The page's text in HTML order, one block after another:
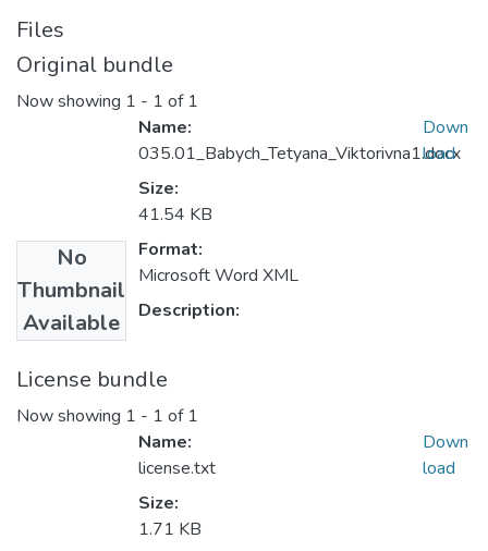
Files
Original bundle
Now showing 1 - 1 of 1
No
Thumbnail
Available
Name:
035.01_Babych_Tetyana_Viktorivna1.docx
Size:
41.54 KB
Format:
Microsoft Word XML
Description:
Down
load
License bundle
Now showing 1 - 1 of 1
Name:
license.txt
Size:
1.71 KB
Down
load